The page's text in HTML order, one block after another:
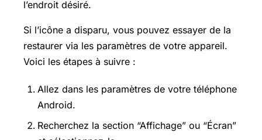
l’endroit désiré.
Si l’icône a disparu, vous pouvez essayer de la
restaurer via les paramètres de votre appareil.
Voici les étapes à suivre :
Allez dans les paramètres de votre téléphone
Android.
Recherchez la section “Affichage” ou “Écran”